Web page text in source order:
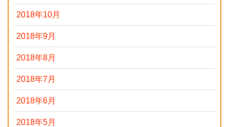
2018年10月
2018年9月
2018年8月
2018年7月
2018年6月
2018年5月